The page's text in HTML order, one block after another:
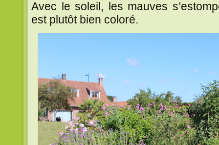
Avec le soleil, les mauves
est plutôt bien coloré.